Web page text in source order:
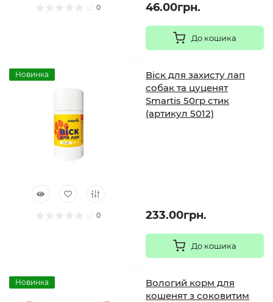
0 46.00грн.
До кошика
Новинка
0
Віск для захисту лап
собак та цуценят
Smartis 50гр стик
(артикул 5012)
233.00грн.
До кошика
Новинка
Вологий корм для
кошенят з соковитим